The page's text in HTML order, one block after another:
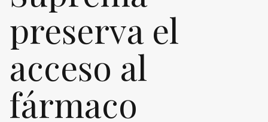
preserva el
acceso al
fármaco